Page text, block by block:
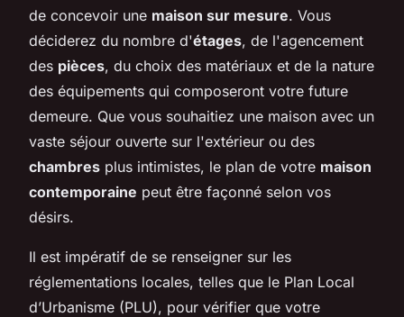
de concevoir une maison sur mesure. Vous
déciderez du nombre d'étages, de l'agencement
des pièces, du choix des matériaux et de la nature
des équipements qui composeront votre future
demeure. Que vous souhaitiez une maison avec un
vaste séjour ouverte sur l'extérieur ou des
chambres plus intimistes, le plan de votre maison
contemporaine peut être façonné selon vos
désirs.
Il est impératif de se renseigner sur les
réglementations locales, telles que le Plan Local
d’Urbanisme (PLU), pour vérifier que votre